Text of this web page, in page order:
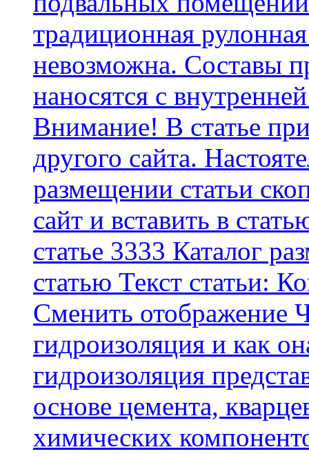
традиционная
невозможна. Составы
наносятся с
Внимание! В статье
другого сайта.
размещении статьи
сайт и вставить в
статье 3333 Каталог
статью Текст статьи:
Cменить отображение
гидроизоляция и как
гидроизоляция
основе цемента,
химических